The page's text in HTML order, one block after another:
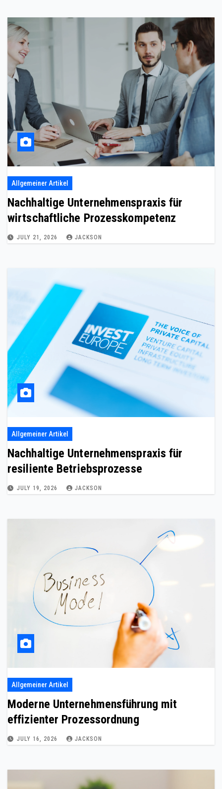
Allgemeiner Artikel
Nachhaltige Unternehmenspraxis für
wirtschaftliche Prozesskompetenz
JULY 21, 2026 JACKSON
Allgemeiner Artikel
Nachhaltige Unternehmenspraxis für
resiliente Betriebsprozesse
JULY 19, 2026 JACKSON
Allgemeiner Artikel
Moderne Unternehmensführung mit
effizienter Prozessordnung
JULY 16, 2026 JACKSON